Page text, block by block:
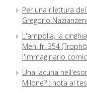
Per una rilettura
Gregorio
L'ampolla, la
Men. fr. 354
l'immaginario
Una lacuna
Milone? : nota al